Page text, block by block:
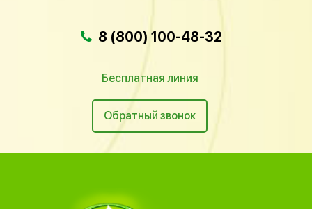
8 (800) 100-48-32
Бесплатная линия
Обратный звонок